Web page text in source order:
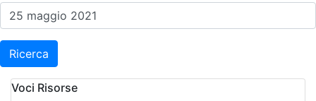
Ricerca
Voci Risorse